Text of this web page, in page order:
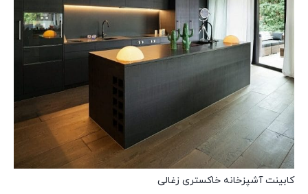
کابینت آشپزخانه خاکستری زغالی